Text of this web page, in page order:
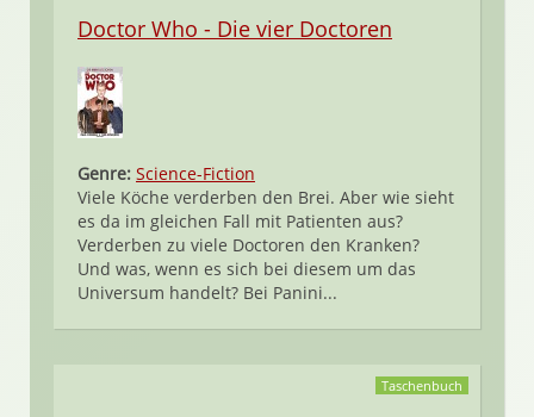
Doctor Who - Die vier Doctoren
Genre: Science-Fiction
Viele Köche verderben den Brei. Aber wie sieht
es da im gleichen Fall mit Patienten aus?
Verderben zu viele Doctoren den Kranken?
Und was, wenn es sich bei diesem um das
Universum handelt? Bei Panini...
Taschenbuch